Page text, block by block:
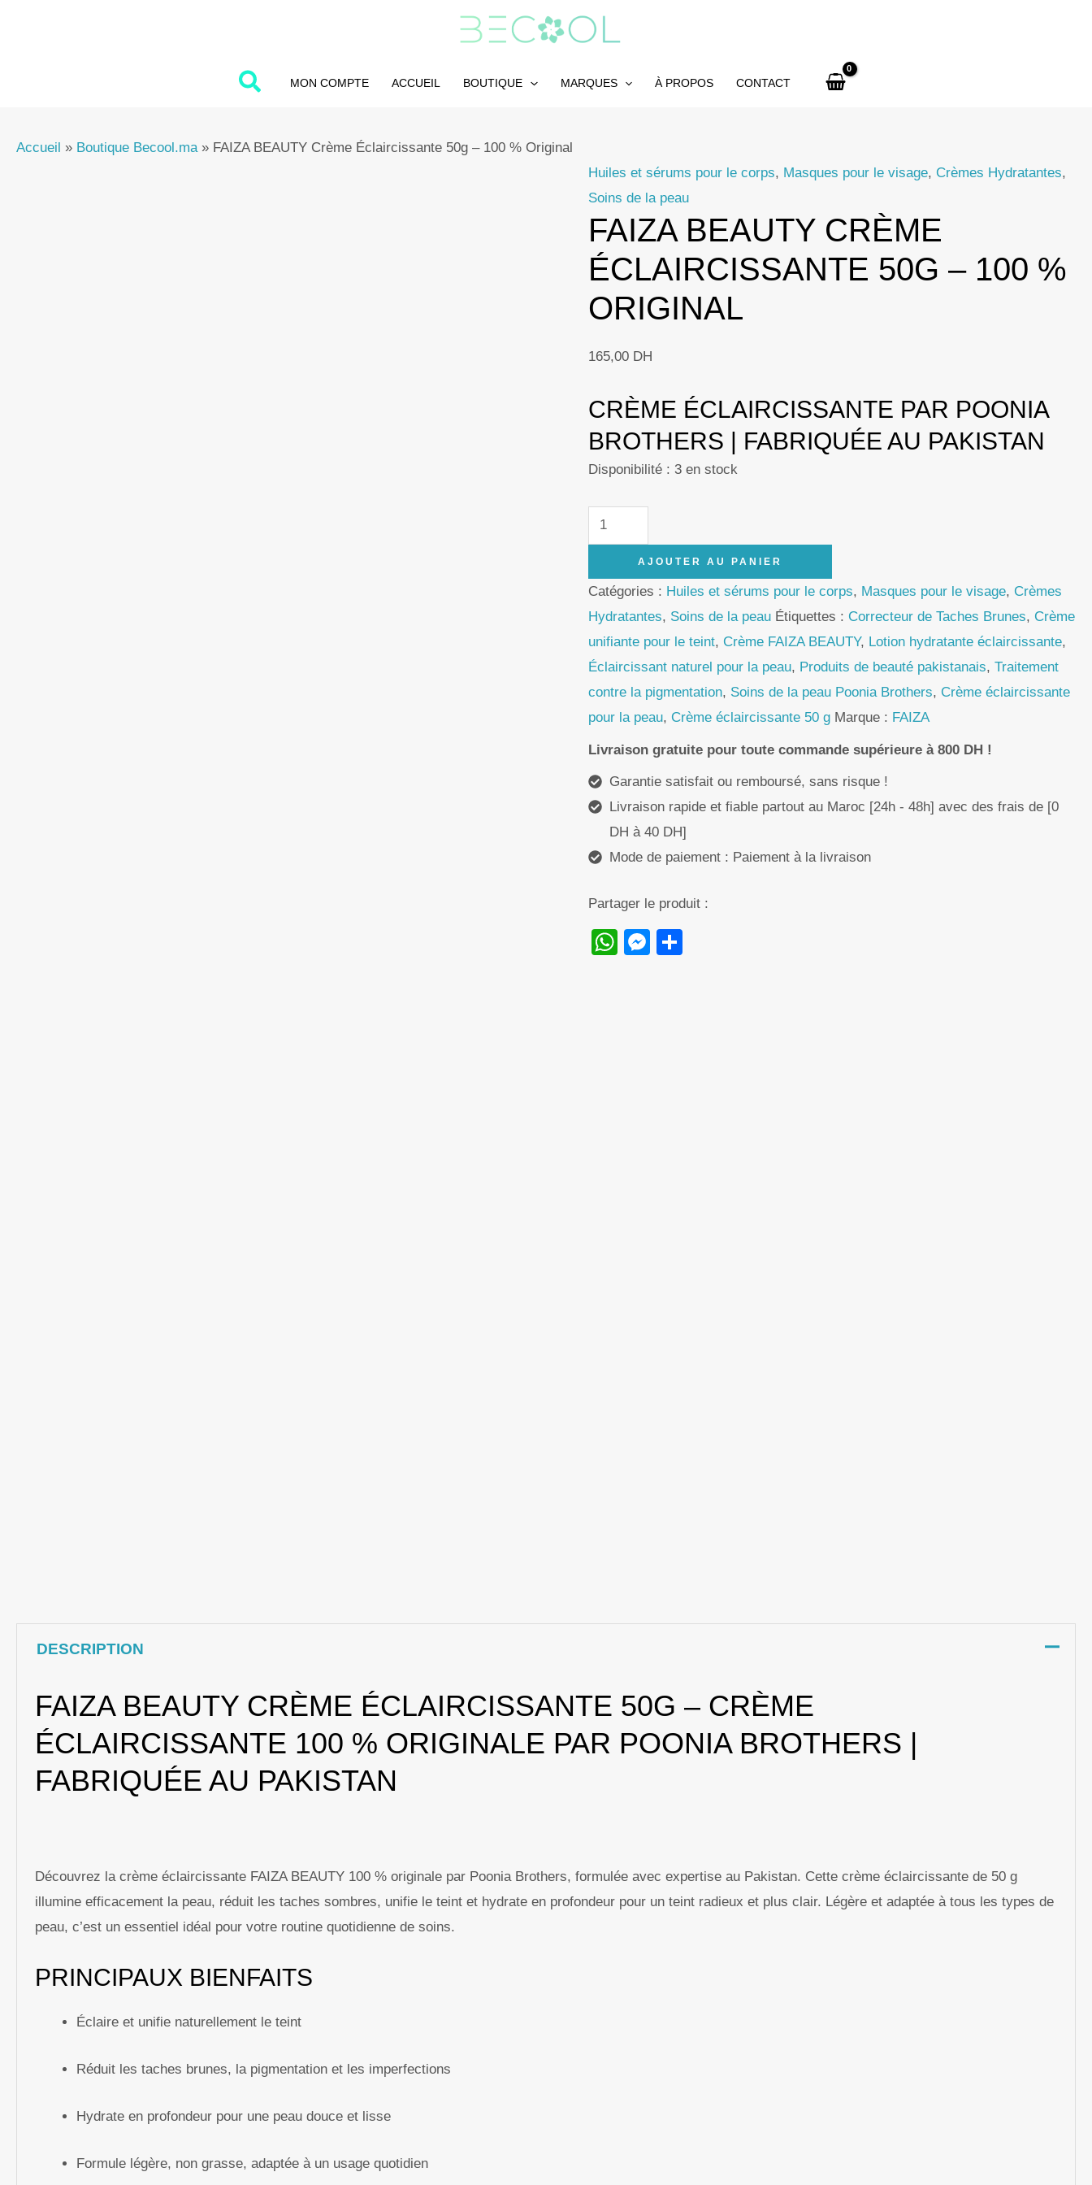
MON COMPTE ACCUEIL BOUTIQUE MARQUES À PROPOS CONTACT
Accueil » Boutique Becool.ma» FAIZA BEAUTY Crème Éclaircissante 50g – 100 % Original
Huiles et sérums pour le corps, Masques pour le visage, Crèmes Hydratantes,
Soins de la peau
FAIZA BEAUTY CRÈME
ÉCLAIRCISSANTE 50G – 100 %
ORIGINAL
165,00 DH
CRÈME ÉCLAIRCISSANTE PAR POONIA
BROTHERS | FABRIQUÉE AU PAKISTAN
Disponibilité : 3 en stock
quantité
de
BEAUTY
Whitening
Cream
50g
–
100%
Original
AJOUTER AU PANIER
Catégories : Huiles et sérums pour le corps, Masques pour le visage, Crèmes
Hydratantes, Soins de la peau Étiquettes : Correcteur de Taches Brunes, Crème
unifiante pour le teint, Crème FAIZA BEAUTY, Lotion hydratante éclaircissante,
Éclaircissant naturel pour la peau, Produits de beauté pakistanais,Traitement
contre la pigmentation, Soins de la peau Poonia Brothers, Crème éclaircissante
pour la peau, Crème éclaircissante 50 g Marque : FAIZA
Livraison gratuite pour toute commande supérieure à 800 DH !
Garantie satisfait ou remboursé, sans risque !
Livraison rapide et fiable partout au Maroc [24h - 48h] avec des frais de [0
DH à 40 DH]
Mode de paiement : Paiement à la livraison
Partager le produit :
WhatsApp
Messenger
DESCRIPTION
FAIZA BEAUTY CRÈME ÉCLAIRCISSANTE 50G – CRÈME
ÉCLAIRCISSANTE 100 % ORIGINALE PAR POONIA BROTHERS |
FABRIQUÉE AU PAKISTAN
Découvrez la crème éclaircissante FAIZA BEAUTY 100 % originale par Poonia Brothers, formulée avec expertise au Pakistan. Cette crème éclaircissante de 50 g
illumine efficacement la peau, réduit les taches sombres, unifie le teint et hydrate en profondeur pour un teint radieux et plus clair. Légère et adaptée à tous les types de
peau, c’est un essentiel idéal pour votre routine quotidienne de soins.
PRINCIPAUX BIENFAITS
Éclaire et unifie naturellement le teint
Réduit les taches brunes, la pigmentation et les imperfections
Hydrate en profondeur pour une peau douce et lisse
Formule légère, non grasse, adaptée à un usage quotidien
Whitening
Cream